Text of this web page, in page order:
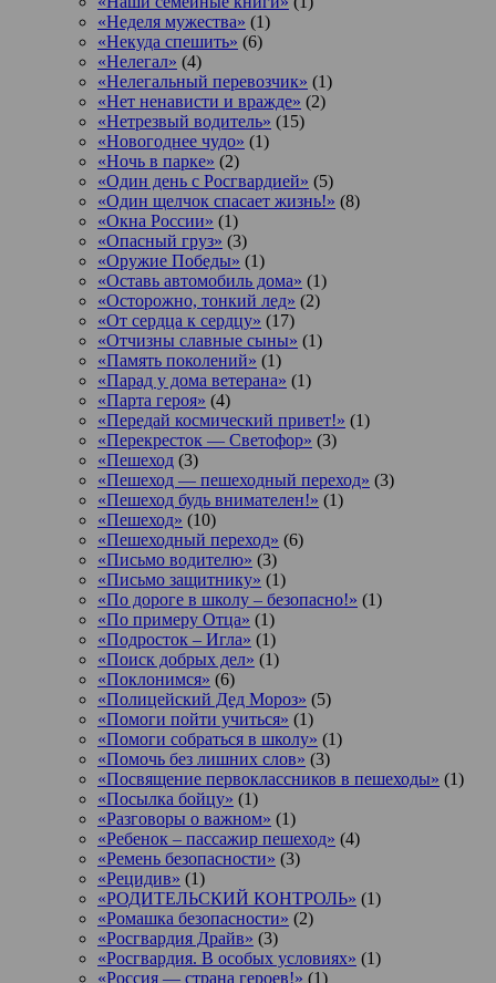
«Неделя мужества» (1)
«Некуда спешить» (6)
«Нелегал» (4)
«Нелегальный перевозчик» (1)
«Нет ненависти и вражде» (2)
«Нетрезвый водитель» (15)
«Новогоднее чудо» (1)
«Ночь в парке» (2)
«Один день с Росгвардией» (5)
«Один щелчок спасает жизнь!» (8)
«Окна России» (1)
«Опасный груз» (3)
«Оружие Победы» (1)
«Оставь автомобиль дома» (1)
«Осторожно, тонкий лед» (2)
«От сердца к сердцу» (17)
«Отчизны славные сыны» (1)
«Память поколений» (1)
«Парад у дома ветерана» (1)
«Парта героя» (4)
«Передай космический привет!» (1)
«Перекресток — Светофор» (3)
«Пешеход (3)
«Пешеход — пешеходный переход» (3)
«Пешеход будь внимателен!» (1)
«Пешеход» (10)
«Пешеходный переход» (6)
«Письмо водителю» (3)
«Письмо защитнику» (1)
«По дороге в школу – безопасно!» (1)
«По примеру Отца» (1)
«Подросток ‒ Игла» (1)
«Поиск добрых дел» (1)
«Поклонимся» (6)
«Полицейский Дед Мороз» (5)
«Помоги пойти учиться» (1)
«Помоги собраться в школу» (1)
«Помочь без лишних слов» (3)
«Посвящение первоклассников в пешеходы» (1)
«Посылка бойцу» (1)
«Разговоры о важном» (1)
«Ребенок – пассажир пешеход» (4)
«Ремень безопасности» (3)
«Рецидив» (1)
«РОДИТЕЛЬСКИЙ КОНТРОЛЬ» (1)
«Ромашка безопасности» (2)
«Росгвардия Драйв» (3)
«Росгвардия. В особых условиях» (1)
«Россия — страна героев!» (1)